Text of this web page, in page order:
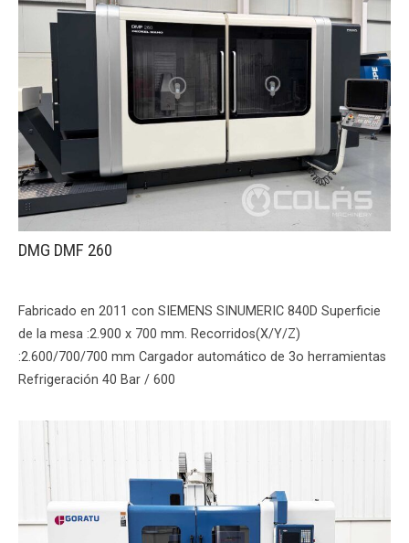
DMG DMF 260
Fabricado en 2011 con SIEMENS SINUMERIC 840D Superficie
de la mesa :2.900 x 700 mm. Recorridos(X/Y/Z)
:2.600/700/700 mm Cargador automático de 3o herramientas
Refrigeración 40 Bar / 600